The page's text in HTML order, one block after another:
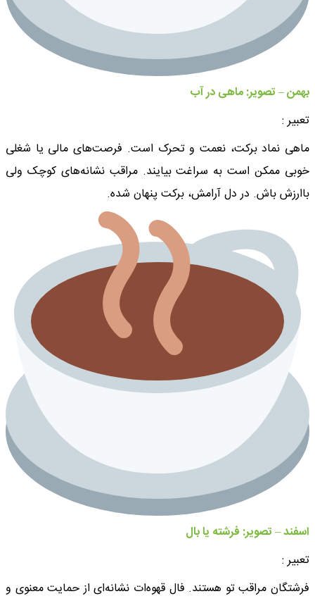
بهمن – تصویر: ماهی در آب
تعبیر :
ماهی نماد برکت، نعمت و تحرک است. فرصت‌های مالی یا شغلی
خوبی ممکن است به سراغت بیایند. مراقب نشانه‌های کوچک ولی
باارزش باش. در دل آرامش، برکت پنهان شده.
اسفند – تصویر: فرشته یا بال
تعبیر :
فرشتگان مراقب تو هستند. فال قهوه‌ات نشانه‌ای از حمایت معنوی و